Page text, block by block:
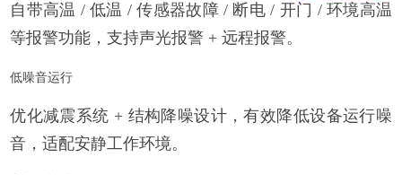
自带高温 /低温 /传感器故障/ 断电/ 开门 / 环境高温
等报警功能，支持声光报警 +远程报警。
低噪音运行
优化减震系统 + 结构降噪设计，有效降低设备运行噪
音，适配安静工作环境。